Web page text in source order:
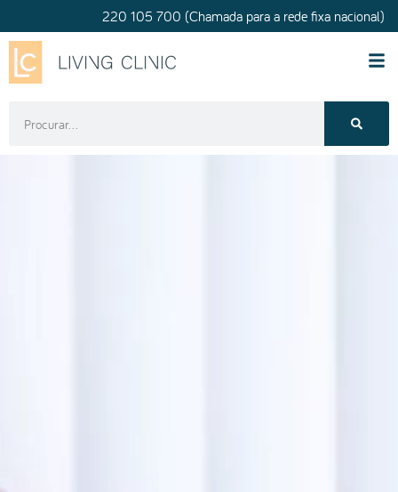
220 105 700 (Chamada para a rede fixa nacional)